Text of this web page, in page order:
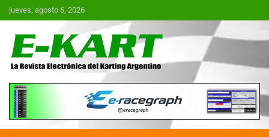
Saltar
al
jueves, agosto 6, 2026
E-Kart.com.ar | La Revista
Electrónica del Karting en
Argentina